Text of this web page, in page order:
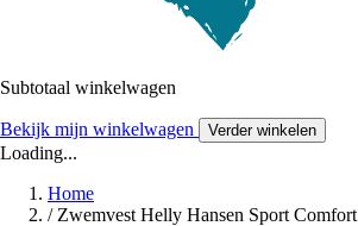
Subtotaal winkelwagen
Bekijk mijn winkelwagen Verder winkelen
Loading...
Home
/ Zwemvest Helly Hansen Sport Comfort